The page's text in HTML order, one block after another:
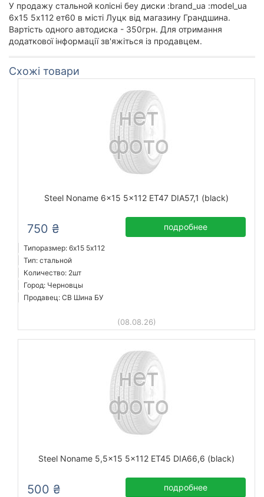
У продажу стальной колісні беу диски :brand_ua :model_ua
6х15 5х112 ет60 в місті Луцк від магазину Грандшина.
Вартість одного автодиска - 350грн. Для отримання
додаткової інформації зв'яжіться із продавцем.
Схожі товари
Steel Noname 6x15 5x112 ET47 DIA57,1 (black)
750 ₴ подробнее
Типоразмер: 6x15 5х112
Тип: стальной
Количество: 2шт
Город: Черновцы
Продавец: СВ Шина БУ
(08.08.26)
Steel Noname 5,5x15 5x112 ET45 DIA66,6 (black)
500 ₴ подробнее